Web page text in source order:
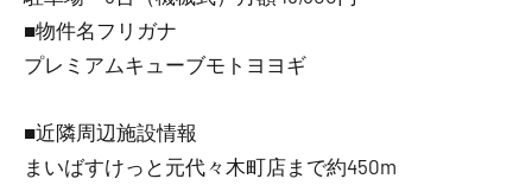
■物件名フリガナ
プレミアムキューブモトヨヨギ
■近隣周辺施設情報
まいばすけっと元代々木町店まで約450m